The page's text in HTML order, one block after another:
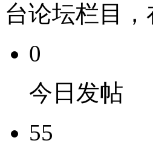
台论坛栏目
0
今日发帖
55